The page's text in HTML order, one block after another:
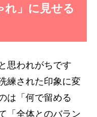
れ」に見せる
思われがちです
練された印象に変
は「何で留める
「全体とのバラン